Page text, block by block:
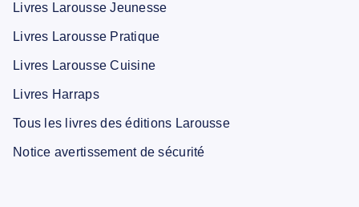
Livres Larousse Jeunesse
Livres Larousse Pratique
Livres Larousse Cuisine
Livres Harraps
Tous les livres des éditions Larousse
Notice avertissement de sécurité